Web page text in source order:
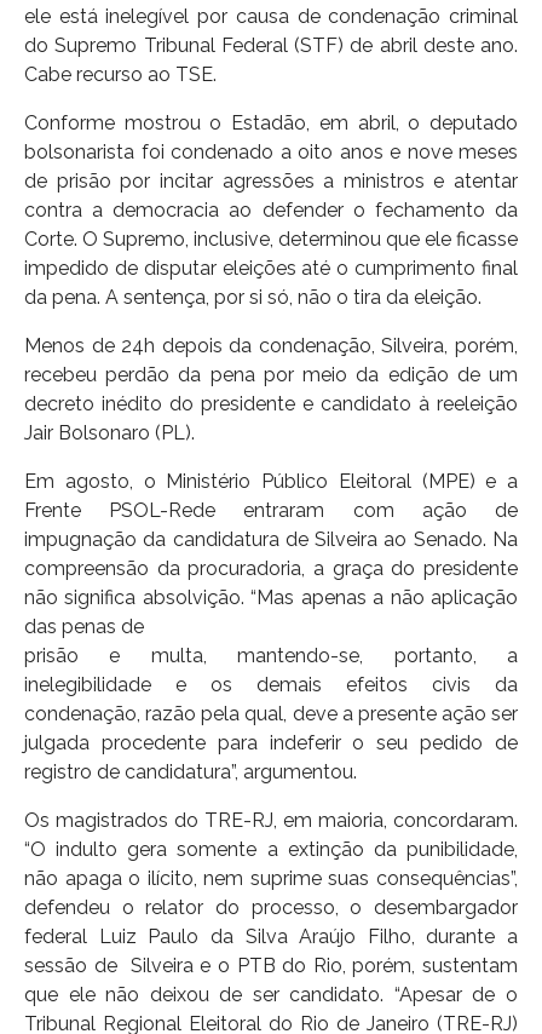
ele está inelegível por causa de condenação criminal
do Supremo Tribunal Federal (STF) de abril deste ano.
Cabe recurso ao TSE.
Conforme mostrou o Estadão, em abril, o deputado
bolsonarista foi condenado a oito anos e nove meses
de prisão por incitar agressões a ministros e atentar
contra a democracia ao defender o fechamento da
Corte. O Supremo, inclusive, determinou que ele ficasse
impedido de disputar eleições até o cumprimento final
da pena. A sentença, por si só, não o tira da eleição.
Menos de 24h depois da condenação, Silveira, porém,
recebeu perdão da pena por meio da edição de um
decreto inédito do presidente e candidato à reeleição
Jair Bolsonaro (PL).
Em agosto, o Ministério Público Eleitoral (MPE) e a
Frente PSOL-Rede entraram com ação de
impugnação da candidatura de Silveira ao Senado. Na
compreensão da procuradoria, a graça do presidente
não significa absolvição. “Mas apenas a não aplicação
das penas de
prisão e multa, mantendo-se, portanto, a
inelegibilidade e os demais efeitos civis da
condenação, razão pela qual, deve a presente ação ser
julgada procedente para indeferir o seu pedido de
registro de candidatura”, argumentou.
Os magistrados do TRE-RJ, em maioria, concordaram.
“O indulto gera somente a extinção da punibilidade,
não apaga o ilícito, nem suprime suas consequências”,
defendeu o relator do processo, o desembargador
federal Luiz Paulo da Silva Araújo Filho, durante a
sessão de Silveira e o PTB do Rio, porém, sustentam
que ele não deixou de ser candidato. “Apesar de o
Tribunal Regional Eleitoral do Rio de Janeiro (TRE-RJ)